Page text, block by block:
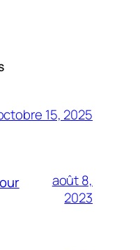
15, 2025
août 8,
2023